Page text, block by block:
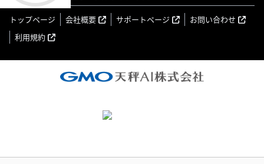
トップページ 会社概要 サポートページ
お問い合わせ
利用規約